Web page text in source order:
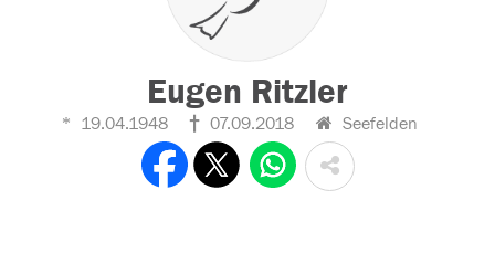
Eugen Ritzler
19.04.1948 07.09.2018 Seefelden